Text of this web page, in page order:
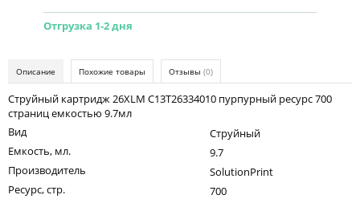
Konica Minolta
Kyocera
Lexmark
OKI
Panasonic
Ricoh
Samsung
Отгрузка 1-2 дня
Описание Похожие товары Отзывы (0)
Струйный картридж 26XLM C13T26334010 пурпурный ресурс 700
страниц емкостью 9.7мл
Вид
Струйный
Емкость, мл.
9.7
Производитель
SolutionPrint
Ресурс, стр.
700